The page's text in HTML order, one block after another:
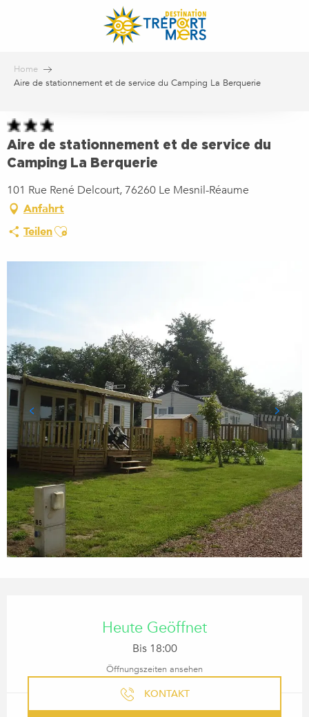
Home
Aire de stationnement et de service du Camping La Berquerie
Aire de stationnement et de service du
Camping La Berquerie
101 Rue René Delcourt, 76260 Le Mesnil-Réaume
Anfahrt
TeilenAjouter aux favoris
Heute Geöffnet
Bis 18:00
Öffnungszeiten ansehen
KONTAKT